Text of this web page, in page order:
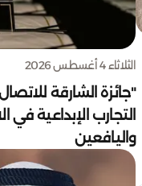
الثلاثاء 4 أغسطس 2026
"جائزة الشارقة
التجارب الإبداعية
واليافعين